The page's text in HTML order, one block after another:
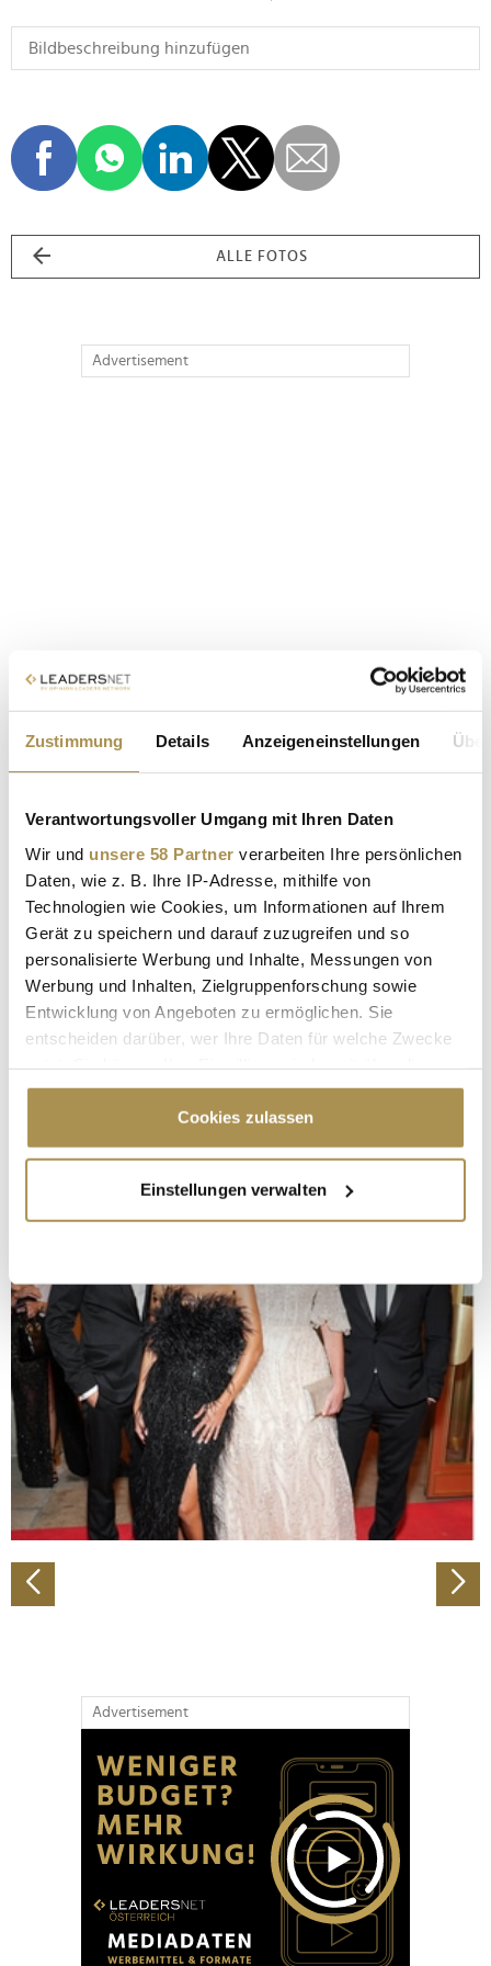
Zustimmung Details Anzeigeneinstellungen
Verantwortungsvoller Umgang mit Ihren Daten
Wir und unsere 58 Partner verarbeiten Ihre persönlichen
Daten, wie z. B. Ihre IP-Adresse, mithilfe von
Technologien wie Cookies, um Informationen auf Ihrem
Gerät zu speichern und darauf zuzugreifen und so
personalisierte Werbung und Inhalte, Messungen von
Werbung und Inhalten, Zielgruppenforschung sowie
Entwicklung von Angeboten zu ermöglichen. Sie
entscheiden darüber, wer Ihre Daten für welche Zwecke
Cookie-Erklärung oder durch Klicken auf das Privacy
Trigger Symbol ändern oder widerrufen
Informationen über Ihre geografische Lage
erfassen, welche bis auf einige Meter genau sein
bestimmten Merkmalen (Fingerprinting) identifizieren
Erfahren Sie mehr darüber, wie Ihre persönlichen Daten
verarbeitet werden, und legen Sie Ihre Präferenzen im
Abschnitt Einzelheitenfest.
Wir verwenden Cookies, um Inhalte und Anzeigen zu
personalisieren, Funktionen für soziale Medien anbieten
zu können und die Zugriffe auf unsere Website zu
analysieren. Außerdem geben wir Informationen zu Ihrer
Verwendung unserer Website an unsere Partner für
soziale Medien, Werbung und Analysen weiter. Unsere
Partner führen diese Informationen möglicherweise mit
Cookies zulassen
Einstellungen verwalten
ALLE FOTOS
Advertisement
Advertisement